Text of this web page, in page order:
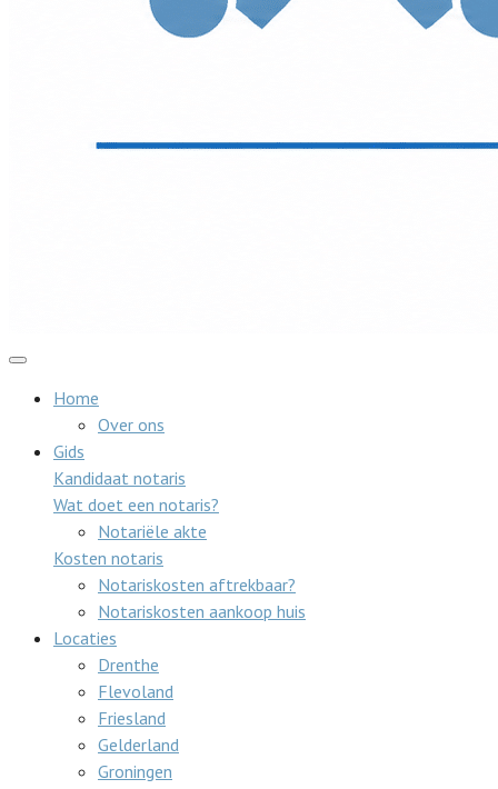
Home
Over ons
Gids
Kandidaat notaris
Wat doet een notaris?
Notariële akte
Kosten notaris
Notariskosten aftrekbaar?
Notariskosten aankoop huis
Locaties
Drenthe
Flevoland
Friesland
Gelderland
Groningen